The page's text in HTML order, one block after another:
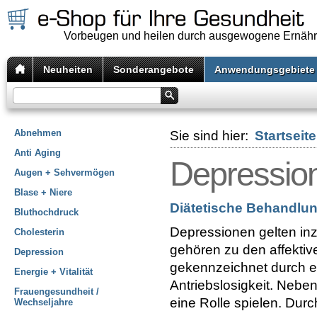
Vorbeugen und heilen durch ausgewogene
Neuheiten Sonderangebote Anwendungsgebiete
Abnehmen
Anti Aging
Augen + Sehvermögen
Blase + Niere
Bluthochdruck
Cholesterin
Depression
Energie + Vitalität
Frauengesundheit /
Wechseljahre
Sie sind hier: Startseite
Diätetische
Depressionen gelten
gehören zu den
gekennzeichnet durch
Antriebslosigkeit.
eine Rolle spielen.